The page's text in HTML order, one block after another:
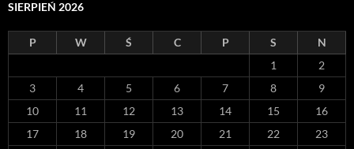
SIERPIEŃ 2026
P W Ś C P S
N
1
2
3
4 5 6 7 8
9
10
11 12 13 14 15
16
17
18 19 20 21 22
23